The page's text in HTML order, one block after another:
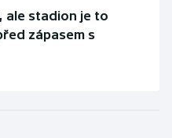
ale stadion je to
zápasem s